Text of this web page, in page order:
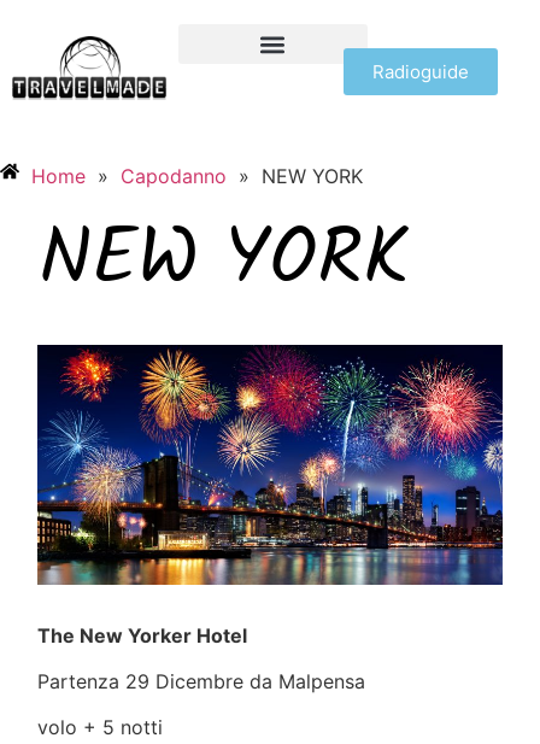
Radioguide
Home » Capodanno » NEW YORK
NEW YORK
The New Yorker Hotel
Partenza 29 Dicembre da Malpensa
volo + 5 notti